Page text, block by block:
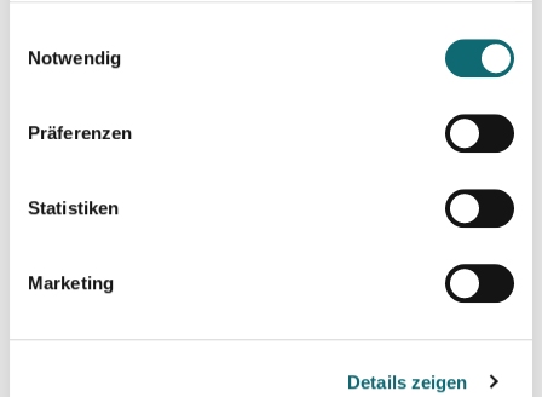
Notwendig
Präferenzen
Statistiken
Marketing
Details zeigen
Kreativ mit Canva – Advanced
11.06.2024
Slovakia: Understanding political polarizations and their